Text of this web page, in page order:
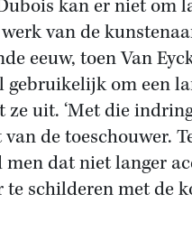
kan er niet om
van de
eeuw, toen Van
gebruikelijk om een
ze uit. ‘Met die
de toeschouwer.
men dat niet langer
schilderen met de